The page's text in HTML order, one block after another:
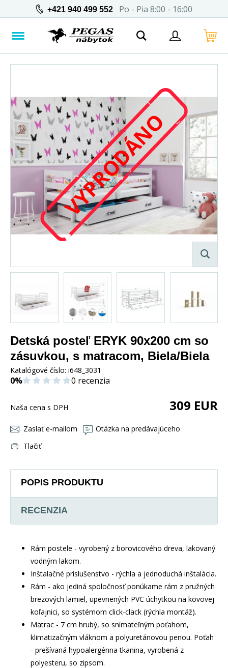
+421 940 499 552 Po - Pia 8:00 - 16:00
VYPRODÁNO
Detská posteľ ERYK 90x200 cm so
zásuvkou, s matracom, Biela/Biela
Katalógové číslo: i648_3031
0% 0 recenzia
Naša cena s DPH 309 EUR
Zaslať e-mailom
Otázka na predávajúceho
Tlačiť
POPIS PRODUKTU
RECENZIA
Rám postele - vyrobený z borovicového dreva, lakovaný
vodným lakom.
Inštalačné príslušenstvo - rýchla a jednoduchá inštalácia.
Rám - ako jediná spoločnosť ponúkame rám z pružných
brezových lamiel, upevnených PVC úchytkou na kovovej
koľajnici, so systémom click-clack (rýchla montáž).
Matrac - 7 cm hrubý, so snímateľným poťahom,
klimatizačným vláknom a polyuretánovou penou. Poťah
- prešívaná hypoalergénna tkanina, vyrobená z
polyesteru, so zipsom.